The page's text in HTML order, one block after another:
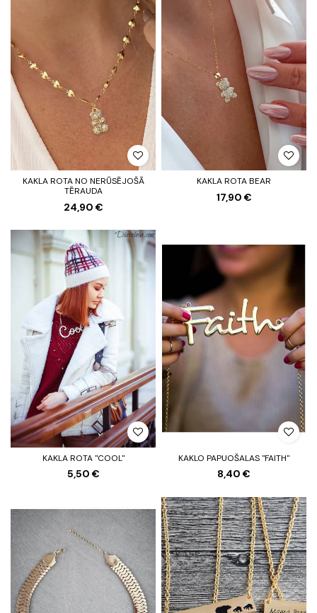
KAKLA ROTA NO NERŪSĒJOŠĀ
TĒRAUDA
24,90 €
KAKLA ROTA BEAR
17,90 €
KAKLA ROTA "COOL"
5,50 €
KAKLO PAPUOŠALAS "FAITH"
8,40 €